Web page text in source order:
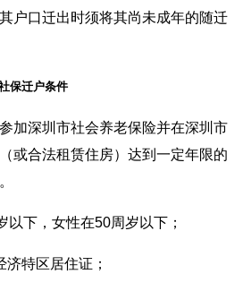
户口迁出时须将其尚未成年的随迁
保迁户条件
加深圳市社会养老保险并在深圳市
或合法租赁住房）达到一定年限的
以下，女性在50周岁以下；
济特区居住证；